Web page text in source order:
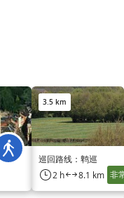
3.5 km
巡回路线：鹎巡
2 h 8.1 km 非